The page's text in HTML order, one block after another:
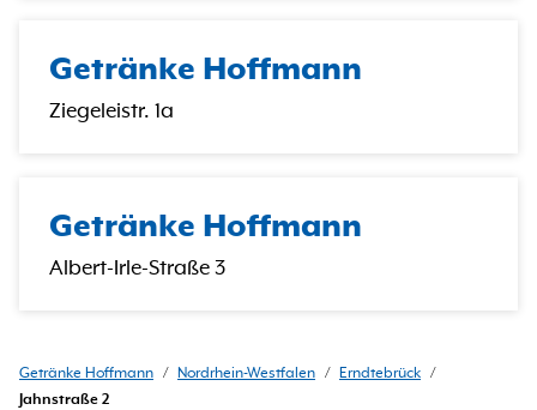
Getränke Hoffmann
Ziegeleistr. 1a
Getränke Hoffmann
Albert-Irle-Straße 3
Getränke Hoffmann / Nordrhein-Westfalen / Erndtebrück /
Jahnstraße 2